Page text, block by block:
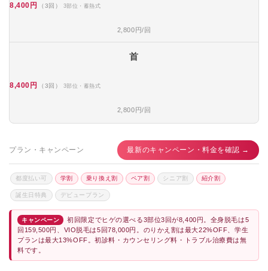
8,400円 （3回） 3部位・蓄熱式
2,800円/回
首
8,400円 （3回） 3部位・蓄熱式
2,800円/回
プラン・キャンペーン 最新のキャンペーン・料金を確認 →
都度払い可 学割 乗り換え割 ペア割 シニア割 紹介割
誕生日特典 デビュープラン
キャンペーン
初回限定でヒゲの選べる3部位3回が8,400円。全身脱毛は5
回159,500円、VIO脱毛は5回78,000円。のりかえ割は最大22%OFF、学生
プランは最大13%OFF。初診料・カウンセリング料・トラブル治療費は無
料です。